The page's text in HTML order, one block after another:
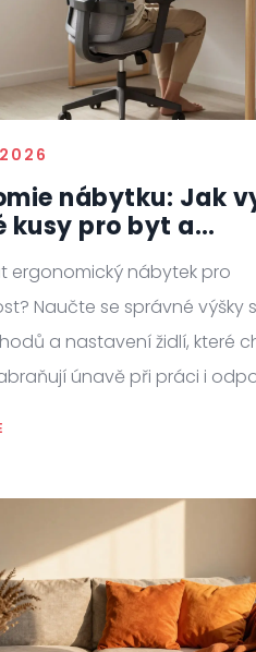
nábytku: Jak
kusy pro byt a
ergonomický nábytek pro
Naučte se správné výšky
a nastavení židlí, které
únavě při práci i